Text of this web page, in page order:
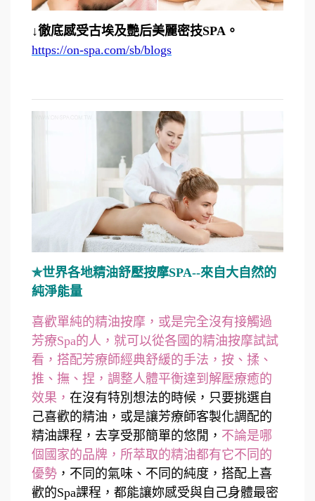
↓徹底感受古埃及艷后美麗密技SPA。
https://on-spa.com/sb/blogs
✯世界各地精油舒壓按摩SPA--來自大自然的
純淨能量
喜歡單純的精油按摩，或是完全沒有接觸過
芳療Spa的人，就可以從各國的精油按摩試試
看，搭配芳療師經典舒緩的手法，按、揉、
推、撫、捏，調整人體平衡達到解壓療癒的
效果， 在沒有特別想法的時候，只要挑選自
己喜歡的精油，或是讓芳療師客製化調配的
精油課程，去享受那簡單的悠閒， 不論是哪
個國家的品牌，所萃取的精油都有它不同的
優勢 ，不同的氣味、不同的純度，搭配上喜
歡的Spa課程，都能讓妳感受與自己身體最密